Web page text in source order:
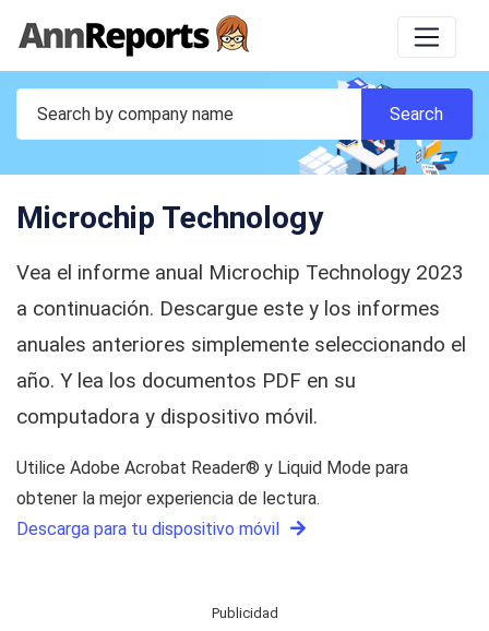
Microchip Technology
Vea el informe anual Microchip Technology 2023
a continuación. Descargue este y los informes
anuales anteriores simplemente seleccionando el
año. Y lea los documentos PDF en su
computadora y dispositivo móvil.
Utilice Adobe Acrobat Reader® y Liquid Mode para
obtener la mejor experiencia de lectura.
Descarga para tu dispositivo móvil
Publicidad